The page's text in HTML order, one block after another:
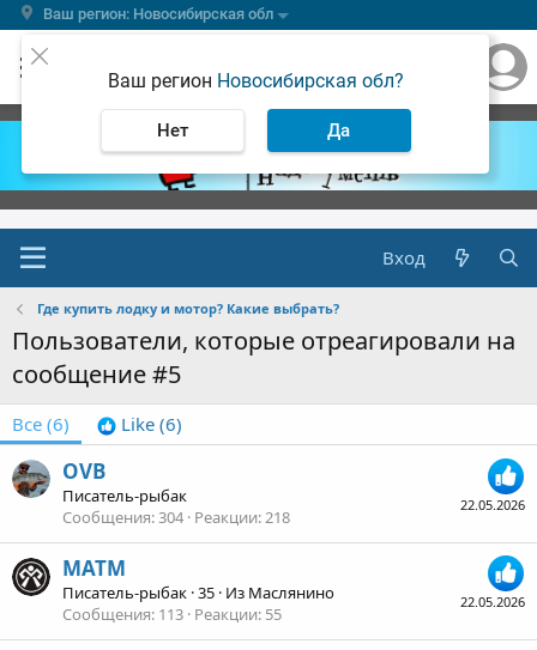
Ваш регион: Новосибирская обл
Ваш регион Новосибирская обл?
Нет Да
Вход
Где купить лодку и мотор? Какие выбрать?
Пользователи, которые отреагировали на
сообщение #5
Все (6) Like (6)
22.05.2026
OVB
Писатель-рыбак
Сообщения 304 Реакции 218
22.05.2026
MATM
Писатель-рыбак ·35 · Из Маслянино
Сообщения 113 Реакции 55